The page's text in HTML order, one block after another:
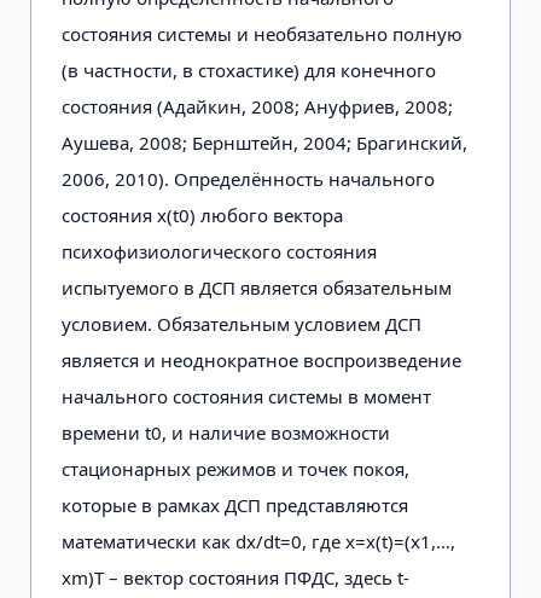
состояния системы и необязательно полную
(в частности, в стохастике) для конечного
состояния (Адайкин, 2008; Ануфриев, 2008;
Аушева, 2008; Бернштейн, 2004; Брагин­ский,
2006, 2010). Определённость начального
состояния x(t0) любого вектора
психофизиологического состояния
испытуемого в ДСП является обязатель­ным
условием. Обязательным услови­ем ДСП
является и неоднократное вос­произведение
начального состояния системы в момент
времени t0, и наличие возможности
стационарных режимов и точек покоя,
которые в рамках ДСП пред­ставляются
математически как dx/dt=0, где x=x(t)=(x1,…,
xm)T – вектор состоя­ния ПФДС, здесь t-